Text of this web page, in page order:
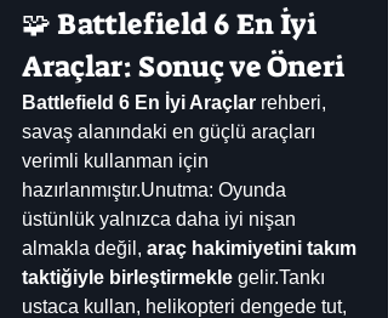
🧩 Battlefield 6 En İyi
Araçlar: Sonuç ve Öneri
Battlefield 6 En İyi Araçlar rehberi,
savaş alanındaki en güçlü araçları
verimli kullanman için
hazırlanmıştır.Unutma: Oyunda
üstünlük yalnızca daha iyi nişan
almakla değil, araç hakimiyetini takım
taktiğiyle birleştirmekle gelir.Tankı
ustaca kullan, helikopteri dengede tut,